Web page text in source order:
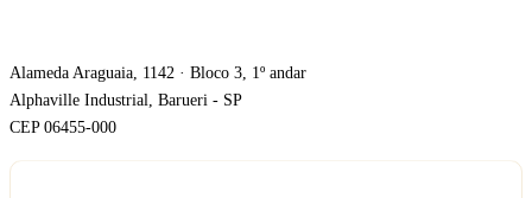
Alameda Araguaia, 1142 · Bloco 3, 1º andar
Alphaville Industrial, Barueri - SP
CEP 06455-000